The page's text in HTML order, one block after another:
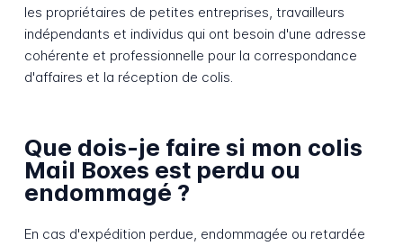
les propriétaires de petites entreprises, travailleurs
indépendants et individus qui ont besoin d'une adresse
cohérente et professionnelle pour la correspondance
d'affaires et la réception de colis.
Que dois-je faire si mon colis
Mail Boxes est perdu ou
endommagé ?
En cas d'expédition perdue, endommagée ou retardée